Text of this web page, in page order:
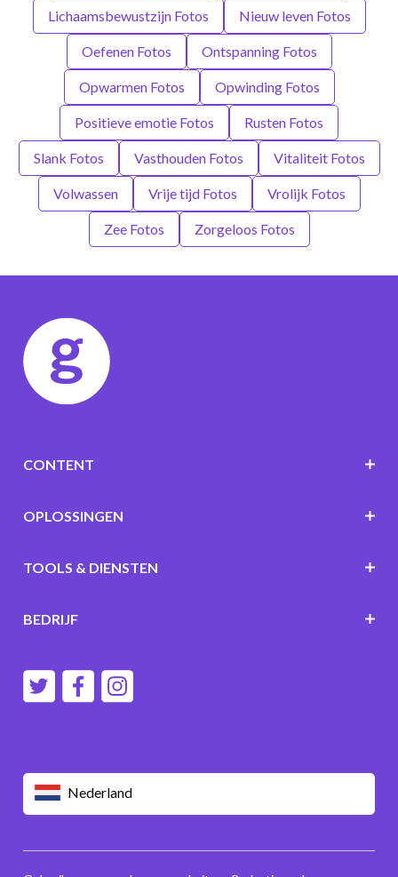
Lichaamsbewustzijn Fotos Nieuw leven Fotos
Oefenen Fotos Ontspanning Fotos
Opwarmen Fotos Opwinding Fotos
Positieve emotie Fotos Rusten Fotos
Slank Fotos Vasthouden Fotos Vitaliteit Fotos
Volwassen Vrije tijd Fotos Vrolijk Fotos
Zee Fotos Zorgeloos Fotos
Nederland
CONTENT
OPLOSSINGEN
TOOLS & DIENSTEN
BEDRIJF